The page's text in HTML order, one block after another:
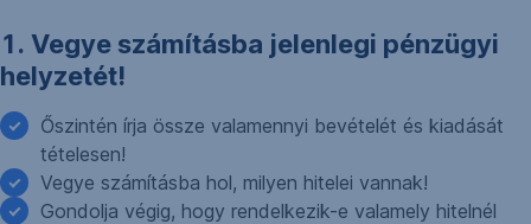
1. Vegye számításba jelenlegi pénzügyi
helyzetét!
Őszintén írja össze valamennyi bevételét és kiadását
tételesen!
Vegye számításba hol, milyen hitelei vannak!
Gondolja végig, hogy rendelkezik-e valamely hitelnél